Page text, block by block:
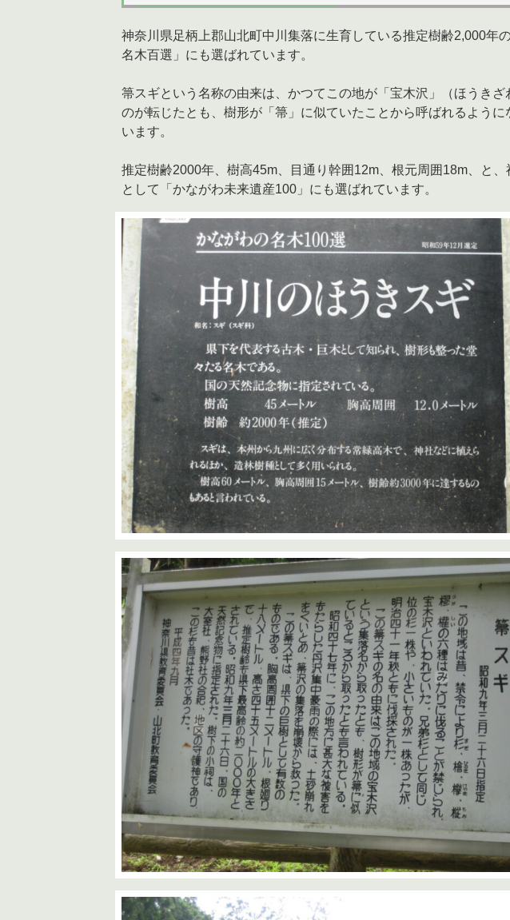
神奈川県足柄上郡山北町中川集落に生育している推定樹齢2,000年
名木百選」にも選ばれています。
箒スギという名称の由来は、かつてこの地が「宝木沢」（ほうきざ
のが転じたとも、樹形が「箒」に似ていたことから呼ばれるように
います。
推定樹齢2000年、樹高45m、目通り幹囲12m、根元周囲18m、と
として「かながわ未来遺産100」にも選ばれています。